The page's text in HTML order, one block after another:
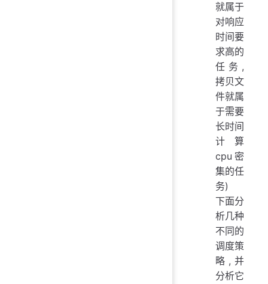
就属于
对响应
时间要
求高的
任务,
拷贝文
件就属
于需要
长时间
计算
cpu密
集的任
务)
下面分
析几种
不同的
调度策
略,并
分析它